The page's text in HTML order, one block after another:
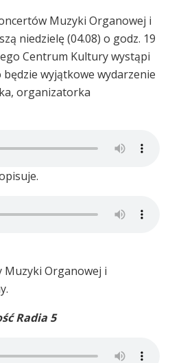
Muzyki Organowej i
niedzielę (04.08) o godz. 19
Centrum Kultury wystąpi
wyjątkowe wydarzenie
organizatorka
Muzyki Organowej i
Radia 5